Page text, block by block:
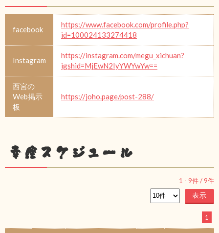
facebook
https://www.facebook.com/profile.php?
id=100024133274418
Instagram
https://instagram.com/megu_xichuan?
igshid=MjEwN2IyYWYwYw==
西宮の
Web掲示
板
https://joho.page/post-288/
幸座スケジュール
1 - 9件 /9件
1